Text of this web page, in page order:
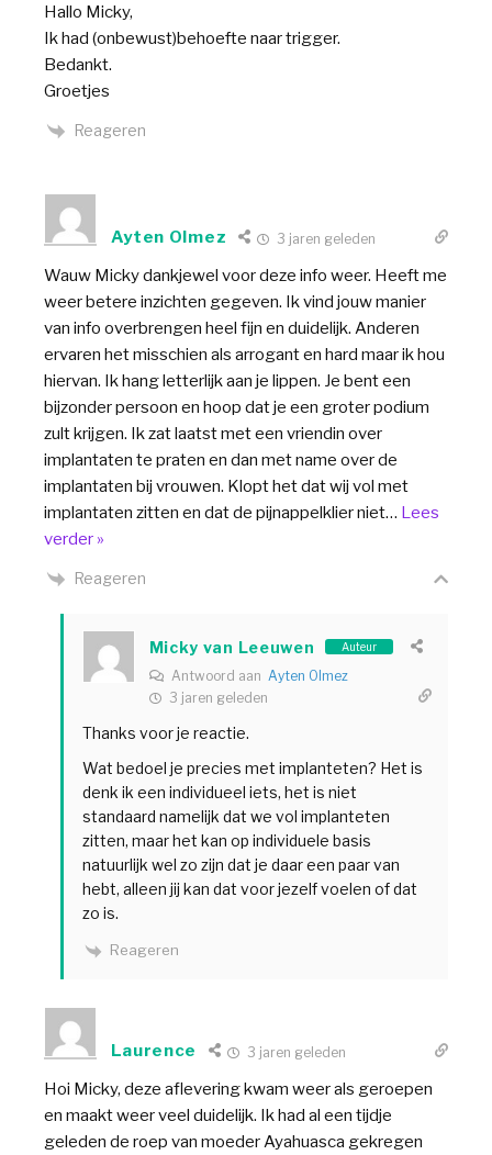
Hallo Micky,
Ik had (onbewust)behoefte naar trigger.
Bedankt.
Groetjes
Reageren
Ayten Olmez 3 jaren geleden
Wauw Micky dankjewel voor deze info weer. Heeft me
weer betere inzichten gegeven. Ik vind jouw manier
van info overbrengen heel fijn en duidelijk. Anderen
ervaren het misschien als arrogant en hard maar ik hou
hiervan. Ik hang letterlijk aan je lippen. Je bent een
bijzonder persoon en hoop dat je een groter podium
zult krijgen. Ik zat laatst met een vriendin over
implantaten te praten en dan met name over de
implantaten bij vrouwen. Klopt het dat wij vol met
implantaten zitten en dat de pijnappelklier niet… Lees
verder »
Reageren
Micky van Leeuwen Auteur
Antwoord aan Ayten Olmez
3 jaren geleden
Thanks voor je reactie.
Wat bedoel je precies met implanteten? Het is
denk ik een individueel iets, het is niet
standaard namelijk dat we vol implanteten
zitten, maar het kan op individuele basis
natuurlijk wel zo zijn dat je daar een paar van
hebt, alleen jij kan dat voor jezelf voelen of dat
zo is.
Reageren
Laurence 3 jaren geleden
Hoi Micky, deze aflevering kwam weer als geroepen
en maakt weer veel duidelijk. Ik had al een tijdje
geleden de roep van moeder Ayahuasca gekregen